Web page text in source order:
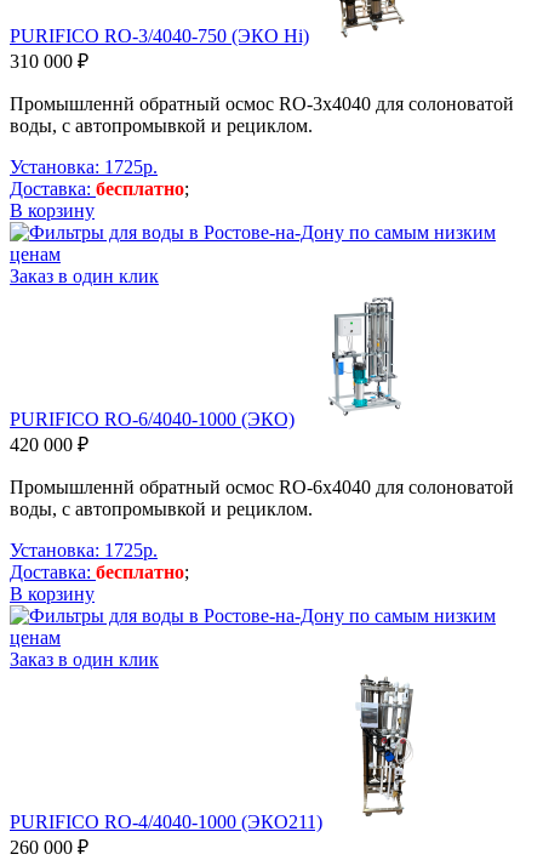
PURIFICO RO-3/4040-750 (ЭКО Hi)
310 000 ₽
Промышленнй обратный осмос RO-3х4040 для солоноватой
воды, с автопромывкой и рециклом.
Установка: 1725р.
Доставка: бесплатно;
В корзину
Заказ в один клик
PURIFICO RO-6/4040-1000 (ЭКО)
420 000 ₽
Промышленнй обратный осмос RO-6х4040 для солоноватой
воды, с автопромывкой и рециклом.
Установка: 1725р.
Доставка: бесплатно;
В корзину
Заказ в один клик
PURIFICO RO-4/4040-1000 (ЭКО211)
260 000 ₽